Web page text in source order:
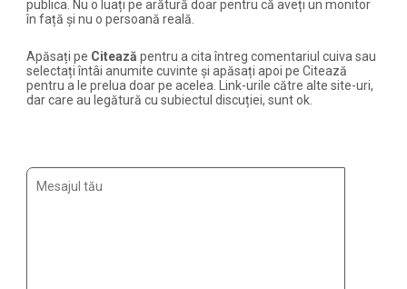
publica. Nu o luați pe arătură doar pentru că aveți un monitor
în față și nu o persoană reală.
Apăsați pe Citează pentru a cita întreg comentariul cuiva sau
selectați întâi anumite cuvinte și apăsați apoi pe Citează
pentru a le prelua doar pe acelea. Link-urile către alte site-uri,
dar care au legătură cu subiectul discuției, sunt ok.